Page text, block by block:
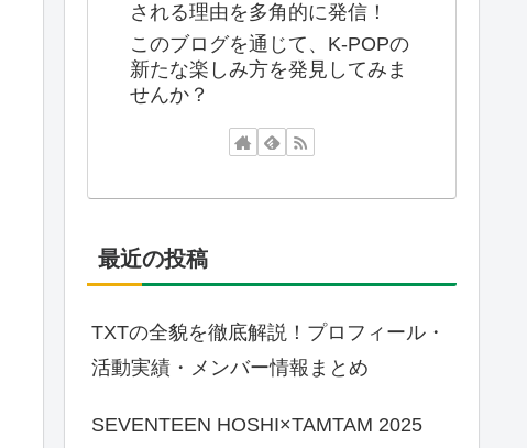
される理由を多角的に発信！
このブログを通じて、K-POPの
新たな楽しみ方を発見してみま
せんか？
最近の投稿
TXTの全貌を徹底解説！プロフィール・
活動実績・メンバー情報まとめ
SEVENTEEN HOSHI×TAMTAM 2025